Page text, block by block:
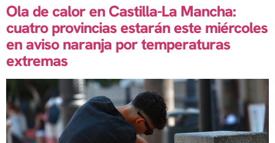
Ola de calor en Castilla-La Mancha:
cuatro provincias estarán este miércoles
en aviso naranja por temperaturas
extremas